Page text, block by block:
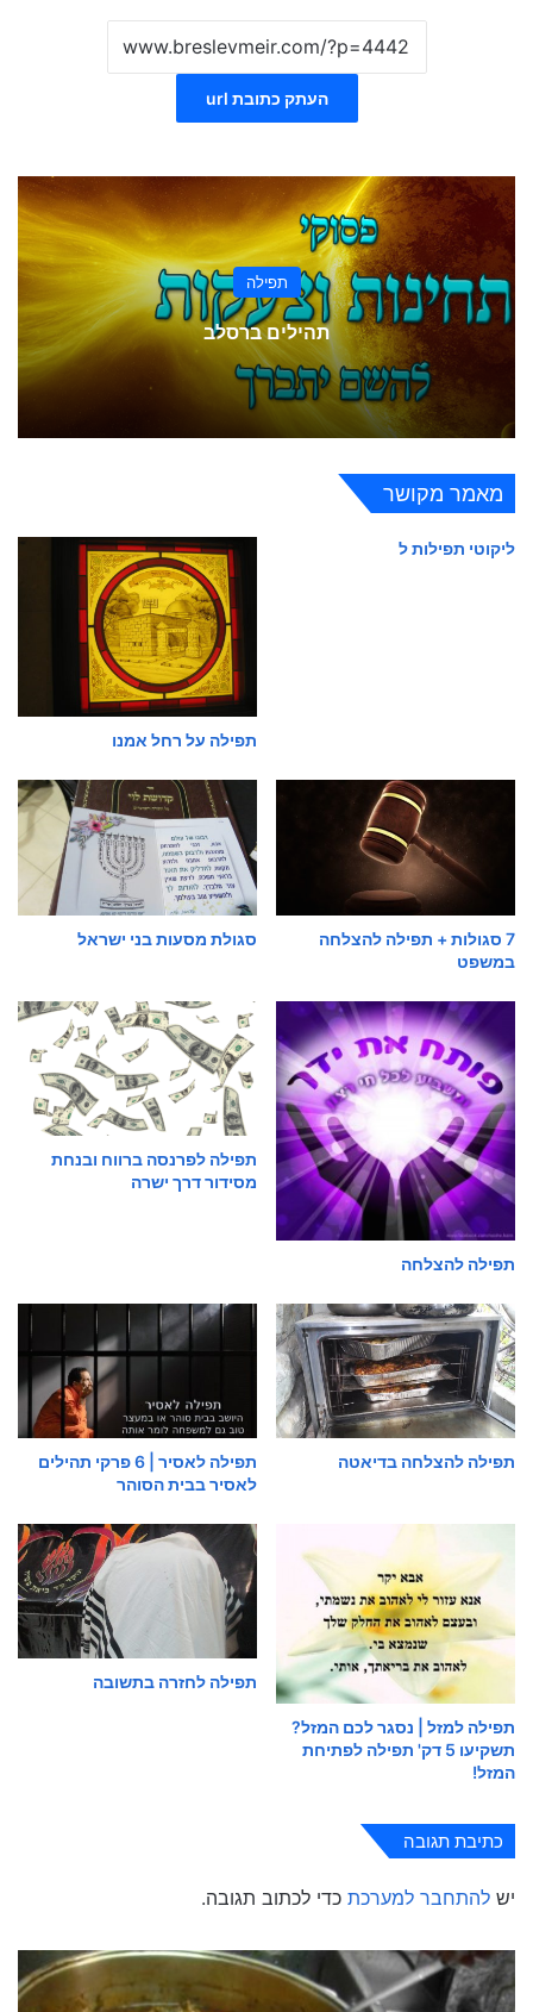
העתק כתובת url
תפילה
תהילים ברסלב
מאמר מקושר
ליקוטי תפילות ל
תפילה על רחל אמנו
7 סגולות + תפילה להצלחה
במשפט
סגולת מסעות בני ישראל
תפילה להצלחה
תפילה לפרנסה ברווח ובנחת
מסידור דרך ישרה
תפילה להצלחה בדיאטה
תפילה לאסיר | 6 פרקי תהילים
לאסיר בבית הסוהר
תפילה למזל | נסגר לכם המזל?
תשקיעו 5 דק' תפילה לפתיחת
המזל!
תפילה לחזרה בתשובה
כתיבת תגובה
יש להתחבר למערכת כדי לכתוב תגובה.